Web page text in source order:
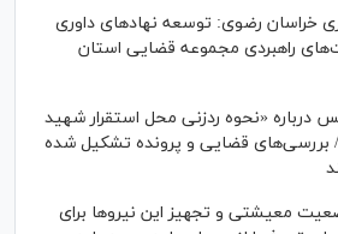
خراسان رضوی: توسعه نهاد‌های داوری
راهبردی مجموعه قضایی استان
درباره «نحوه ردزنی محل استقرار شهید
بررسی‌های قضایی و پرونده تشکیل شده
معیشتی و تجهیز این نیرو‌ها برای